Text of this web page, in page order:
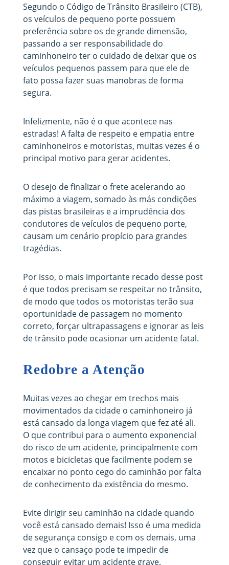
Segundo o Código de Trânsito Brasileiro (CTB),
os veículos de pequeno porte possuem
preferência sobre os de grande dimensão,
passando a ser responsabilidade do
caminhoneiro ter o cuidado de deixar que os
veículos pequenos passem para que ele de
fato possa fazer suas manobras de forma
segura.
Infelizmente, não é o que acontece nas
estradas! A falta de respeito e empatia entre
caminhoneiros e motoristas, muitas vezes é o
principal motivo para gerar acidentes.
O desejo de finalizar o frete acelerando ao
máximo a viagem, somado às más condições
das pistas brasileiras e a imprudência dos
condutores de veículos de pequeno porte,
causam um cenário propício para grandes
tragédias.
Por isso, o mais importante recado desse post
é que todos precisam se respeitar no trânsito,
de modo que todos os motoristas terão sua
oportunidade de passagem no momento
correto, forçar ultrapassagens e ignorar as leis
de trânsito pode ocasionar um acidente fatal.
Redobre a Atenção
Muitas vezes ao chegar em trechos mais
movimentados da cidade o caminhoneiro já
está cansado da longa viagem que fez até ali.
O que contribui para o aumento exponencial
do risco de um acidente, principalmente com
motos e bicicletas que facilmente podem se
encaixar no ponto cego do caminhão por falta
de conhecimento da existência do mesmo.
Evite dirigir seu caminhão na cidade quando
você está cansado demais! Isso é uma medida
de segurança consigo e com os demais, uma
vez que o cansaço pode te impedir de
conseguir evitar um acidente grave.